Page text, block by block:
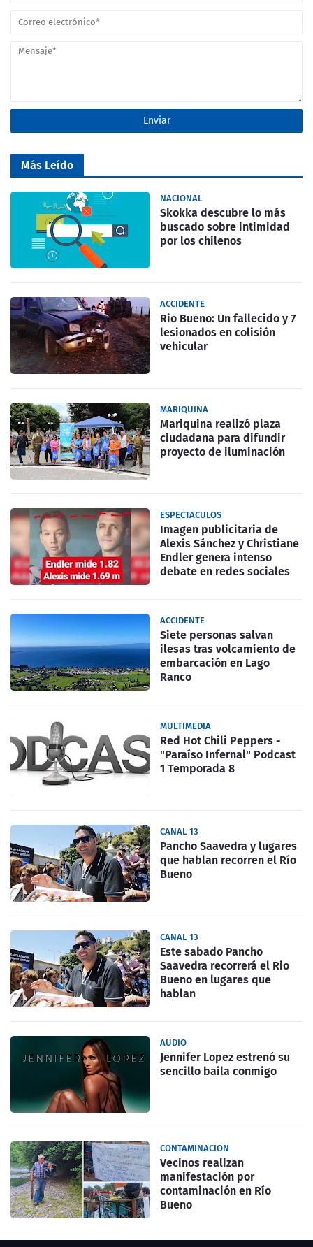
Más Leído
NACIONAL
Skokka descubre lo más
buscado sobre intimidad
por los chilenos
ACCIDENTE
Rio Bueno: Un fallecido y 7
lesionados en colisión
vehicular
MARIQUINA
Mariquina realizó plaza
ciudadana para difundir
proyecto de iluminación
ESPECTACULOS
Imagen publicitaria de
Alexis Sánchez y Christiane
Endler genera intenso
debate en redes sociales
ACCIDENTE
Siete personas salvan
ilesas tras volcamiento de
embarcación en Lago
Ranco
MULTIMEDIA
Red Hot Chili Peppers -
"Paraíso Infernal" Podcast
1 Temporada 8
CANAL 13
Pancho Saavedra y lugares
que hablan recorren el Río
Bueno
CANAL 13
Este sabado Pancho
Saavedra recorrerá el Rio
Bueno en lugares que
hablan
AUDIO
Jennifer Lopez estrenó su
sencillo baila conmigo
CONTAMINACION
Vecinos realizan
manifestación por
contaminación en Río
Bueno